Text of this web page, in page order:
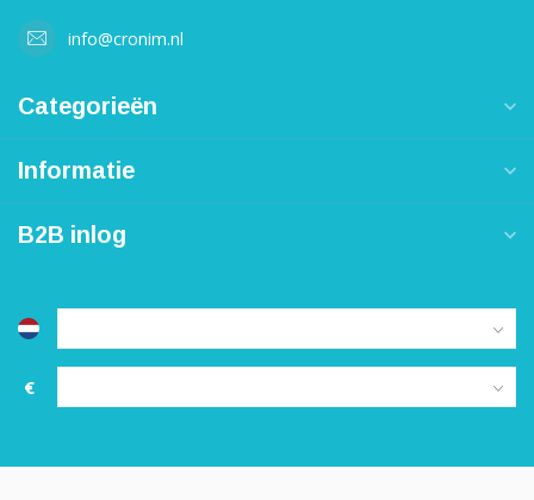
info@cronim.nl
Categorieën
Informatie
B2B inlog
€